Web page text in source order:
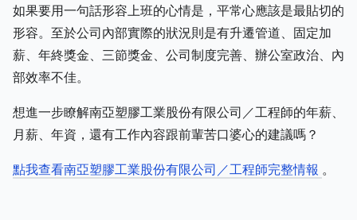
如果要用一句話形容上班的心情是，平常心應該是最貼切的
形容。至於公司內部實際的狀況則是有升遷管道、固定加
薪、年終獎金、三節獎金、公司制度完善、辦公室政治、內
部效率不佳。
想進一步瞭解南亞塑膠工業股份有限公司／工程師的年薪、
月薪、年資，還有工作內容跟前輩苦口婆心的建議嗎？
點我查看南亞塑膠工業股份有限公司／工程師完整情報 。